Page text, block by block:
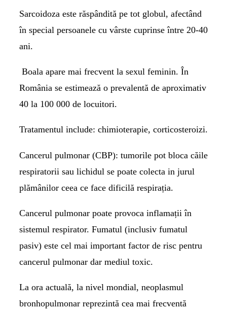
Sarcoidoza este răspândită pe tot globul, afectând
în special persoanele cu vârste cuprinse între 20-40
ani.
Boala apare mai frecvent la sexul feminin. În
România se estimează o prevalentă de aproximativ
40 la 100 000 de locuitori.
Tratamentul include: chimioterapie, corticosteroizi.
Cancerul pulmonar (CBP): tumorile pot bloca căile
respiratorii sau lichidul se poate colecta in jurul
plămânilor ceea ce face dificilă respirația.
Cancerul pulmonar poate provoca inflamații în
sistemul respirator. Fumatul (inclusiv fumatul
pasiv) este cel mai important factor de risc pentru
cancerul pulmonar dar mediul toxic.
La ora actuală, la nivel mondial, neoplasmul
bronhopulmonar reprezintă cea mai frecventă